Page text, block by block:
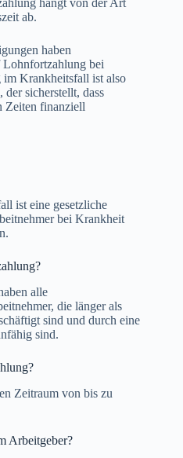
ab.
haben
bei
Krankheitsfall ist also
sicherstellt, dass
Zeiten finanziell
ist eine gesetzliche
bei Krankheit
alle
die länger als
sind und durch eine
sind.
Zeitraum von bis zu
Arbeitgeber?